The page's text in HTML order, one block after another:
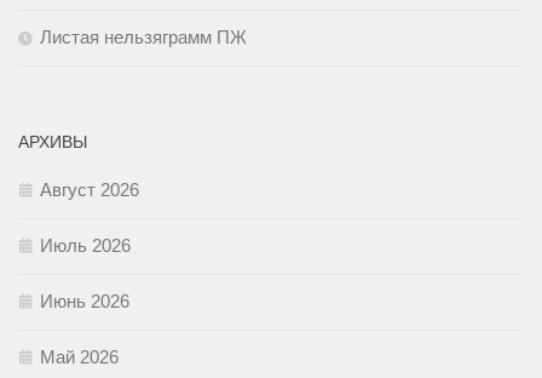
Листая нельзяграмм ПЖ
АРХИВЫ
Август 2026
Июль 2026
Июнь 2026
Май 2026